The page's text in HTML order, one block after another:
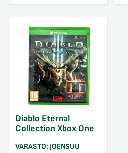
Diablo Eternal
Collection Xbox One
VARASTO: JOENSUU